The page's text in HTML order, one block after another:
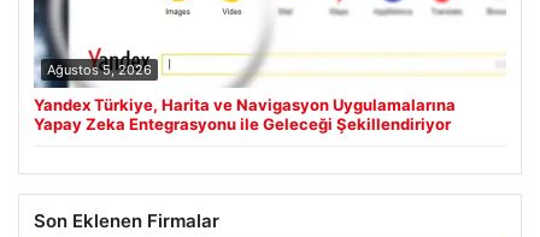
Ağustos 5, 2026
Yandex Türkiye, Harita ve Navigasyon Uygulamalarına
Yapay Zeka Entegrasyonu ile Geleceği Şekillendiriyor
Son Eklenen Firmalar